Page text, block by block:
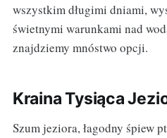
wszystkim długimi dniami,
świetnymi warunkami nad
znajdziemy mnóstwo opcji.
Kraina Tysiąca
Szum jeziora, łagodny śpiew